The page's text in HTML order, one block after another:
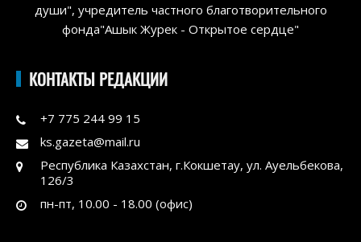
души", учредитель частного благотворительного
фонда"Ашык Журек - Открытое сердце"
КОНТАКТЫ РЕДАКЦИИ
+7 775 244 99 15
ks.gazeta@mail.ru
Республика Казахстан, г.Кокшетау, ул. Ауельбекова,
126/3
пн-пт, 10.00 - 18.00 (офис)